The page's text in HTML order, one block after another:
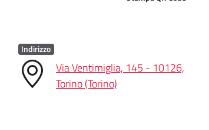
Indirizzo
Via Ventimiglia, 145 - 10126,
Torino (Torino)